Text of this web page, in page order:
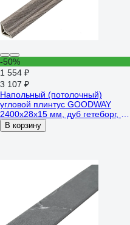
-50%
1 554 ₽
3 107 ₽
Напольный (потолочный)
угловой плинтус GOODWAY
2400x28x15 мм, дуб гетеборг, CM
GWS-03
В корзину